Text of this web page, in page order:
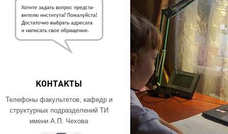
КОНТАКТЫ
Телефоны факультетов, кафедр и
структурных подразделений ТИ
имени А.П. Чехова